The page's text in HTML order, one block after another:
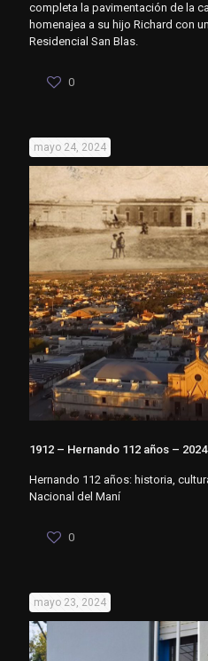
completa la pavimentación de la
homenajea a su hijo Richard con
Residencial San Blas.
0
mayo 24, 2024
1912 – Hernando 112 años – 2024
Hernando 112 años: historia,
Nacional del Maní
0
mayo 23, 2024